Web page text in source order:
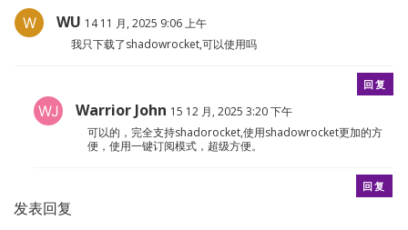
WU 14 11 月, 2025 9:06 上午
我只下载了shadowrocket,可以使用吗
回复
Warrior John 15 12 月, 2025 3:20 下午
可以的，完全支持shadorocket,使用shadowrocket更加的方
便，使用一键订阅模式，超级方便。
回复
发表回复